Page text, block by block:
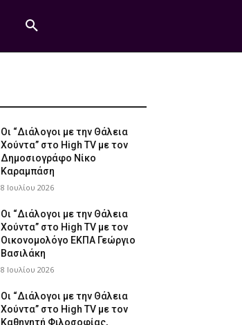
Οι “Διάλογοι με την Θάλεια
Χούντα” στο High TV με τον
Δημοσιογράφο Νίκο
Καραμπάση
8 Ιουλίου 2026
Οι “Διάλογοι με την Θάλεια
Χούντα” στο High TV με τον
Οικονομολόγο ΕΚΠΑ Γεώργιο
Βασιλάκη
8 Ιουλίου 2026
Οι “Διάλογοι με την Θάλεια
Χούντα” στο High TV με τον
Καθηγητή Φιλοσοφίας,